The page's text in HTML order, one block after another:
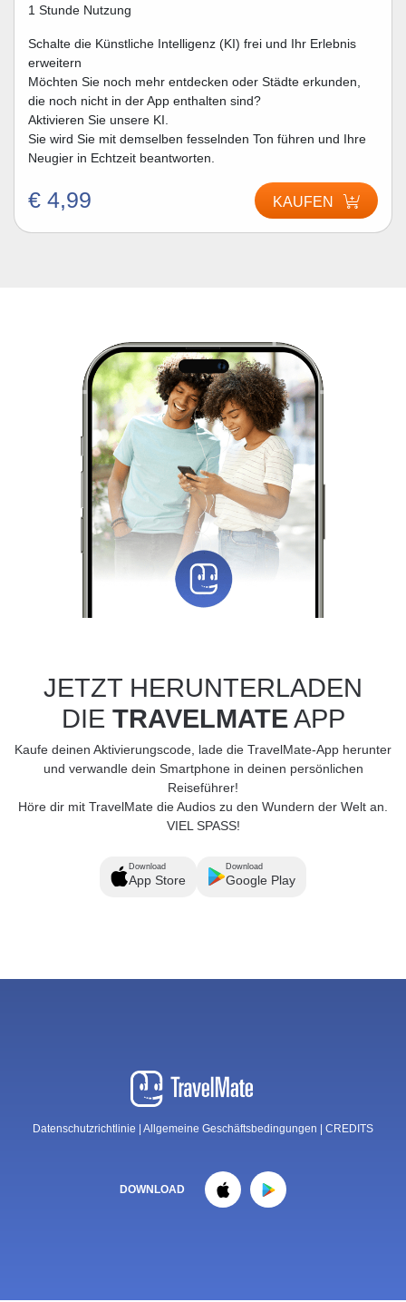
1 Stunde Nutzung
Schalte die Künstliche Intelligenz (KI) frei und Ihr Erlebnis
erweitern
Möchten Sie noch mehr entdecken oder Städte erkunden,
die noch nicht in der App enthalten sind?
Aktivieren Sie unsere KI.
Sie wird Sie mit demselben fesselnden Ton führen und Ihre
Neugier in Echtzeit beantworten.
€ 4,99 KAUFEN
JETZT HERUNTERLADEN
DIE TRAVELMATEAPP
Kaufe deinen Aktivierungscode, lade die TravelMate-App herunter
und verwandle dein Smartphone in deinen persönlichen
Reiseführer!
Höre dir mit TravelMate die Audios zu den Wundern der Welt an.
VIEL SPASS!
Download
App Store
Download
Google Play
Datenschutzrichtlinie Allgemeine Geschäftsbedingungen CREDITS
DOWNLOAD